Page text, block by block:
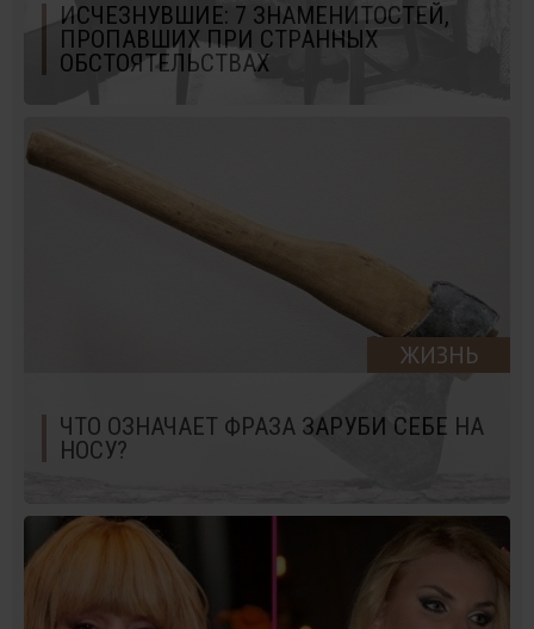
ИСЧЕЗНУВШИЕ: 7 ЗНАМЕНИТОСТЕЙ,
ПРОПАВШИХ ПРИ СТРАННЫХ
ОБСТОЯТЕЛЬСТВАХ
ЖИЗНЬ
ЧТО ОЗНАЧАЕТ ФРАЗА ЗАРУБИ СЕБЕ НА
НОСУ?